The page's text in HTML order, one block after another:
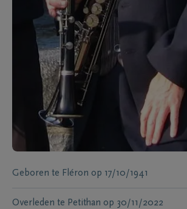
Geboren te Fléron op 17/10/1941
Overleden te Petithan op 30/11/2022